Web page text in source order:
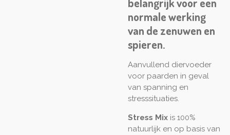
belangrijk voor een
normale werking
van de zenuwen en
spieren.
Aanvullend diervoeder
voor paarden in geval
van spanning en
stresssituaties.
Stress Mix is 100%
natuurlijk en op basis van